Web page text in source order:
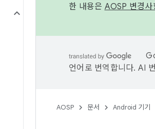
한 내용은 AOSP 변경사
언어로 번역합니다. AI
AOSP 문서 Android 기기